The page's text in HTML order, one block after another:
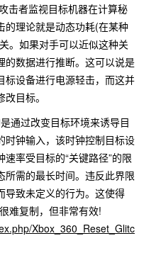
击者监视目标机器在计算秘
的理论就是动态功耗(在某种
。如果对手可以近似这种关
的数据进行推断。这可以说是
标设备进行电源轻击，而这并
目标。
通过改变目标环境来诱导目
时钟输入，该时钟控制目标设
率受目标的“关键路径”的限
需的最长时间。违反此界限
导致未定义的行为。这使得
难复制，但非常有效!
Xbox_360_Reset_Glitc